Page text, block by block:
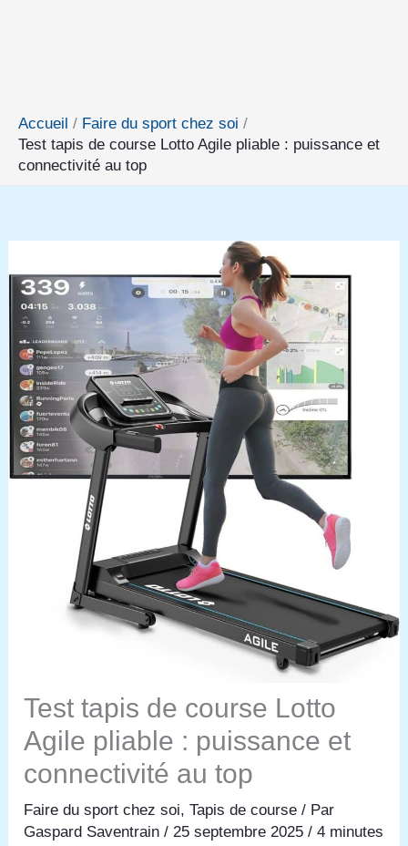
Accueil
Faire du sport chez soi
Test tapis de course Lotto Agile pliable : puissance et
connectivité au top
Test tapis de course Lotto
Agile pliable : puissance et
connectivité au top
Faire du sport chez soi,Tapis de course / Par
Gaspard Saventrain/ 25 septembre 2025/4 minutes